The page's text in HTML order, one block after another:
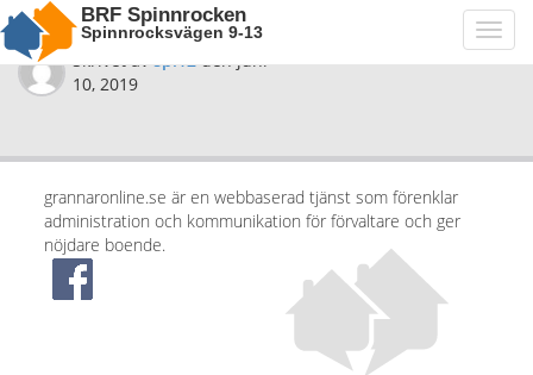
BRF Spinnrocken
Spinnrocksvägen 9-13
Skrivet avspi12denjuni
10, 2019
grannaronline.se är en webbaserad tjänst som förenklar
administration och kommunikation för förvaltare och ger
nöjdare boende.